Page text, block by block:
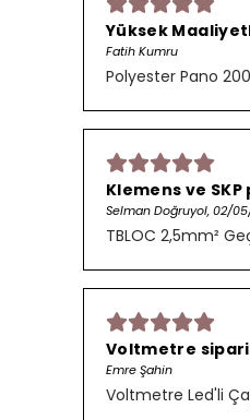
Yüksek
Fatih Kumru
Polyester Pano
Klemens ve
Selman Doğruyol, 02/
TBLOC 2,5mm²
Voltmetre
Emre Şahin
Voltmetre Led'li